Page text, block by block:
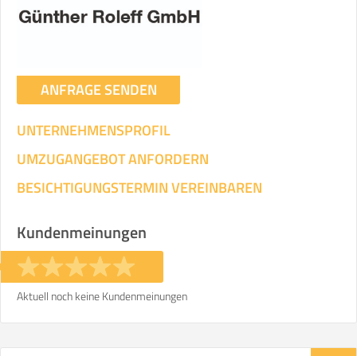
ICH WILL SELBST UMZIEHEN
Mit Umzugsunternehmen
Stunden
KOSTENSCHÄTZUNG:
ICH MÖCHTE ANGEBOTE ANFORDERN
ANFRAGE SENDEN
UNTERNEHMENSPROFIL
UMZUGANGEBOT ANFORDERN
BESICHTIGUNGSTERMIN VEREINBAREN
Kundenmeinungen
Aktuell noch keine Kundenmeinungen